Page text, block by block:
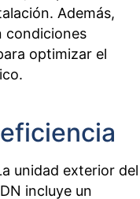
Además,
condiciones
optimizar el
unidad exterior del
incluye un